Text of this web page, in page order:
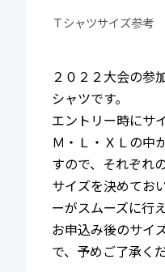
Ｔシャツサイズ参考
２０２２大会の参
シャツです。
エントリー時にサ
Ｍ・Ｌ・ＸＬの中
すので、それぞれ
サイズを決めてお
ーがスムーズに行え
お申込み後のサイ
で、予めご了承く